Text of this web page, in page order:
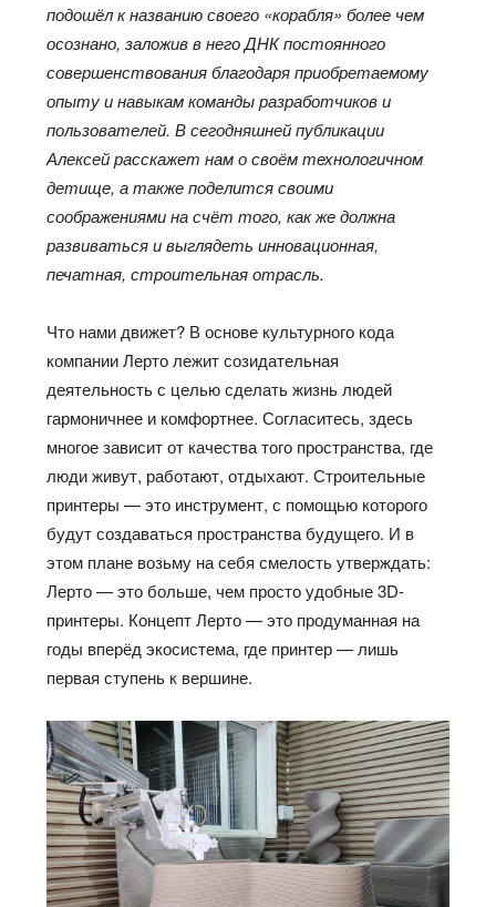
подошёл кназванию своего «корабля» более чем
осознано, заложив внего ДНК постоянного
совершенствования благодаря приобретаемому
опыту и навыкам команды разработчиков и
пользователей. В сегодняшней публикации
Алексей расскажет нам о своём технологичном
детище, а также поделится своими
соображениями на счёт того, как же должна
развиваться и выглядеть инновационная,
печатная, строительная отрасль.
Что нами движет? В основе культурного кода
компанииЛерто лежит созидательная
деятельность с целью сделать жизнь людей
гармоничнее и комфортнее. Согласитесь, здесь
многое зависит от качества того пространства, где
люди живут, работают, отдыхают. Строительные
принтеры — это инструмент, с помощью которого
будут создаваться пространства будущего. И в
этом плане возьму на себя смелость утверждать:
Лерто— это больше, чем просто удобные 3D-
принтеры. КонцептЛерто— это продуманная на
годы вперёд экосистема, где принтер — лишь
первая ступень к вершине.